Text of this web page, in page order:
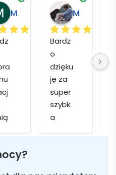
Marcin M.
Bardz
o
dzięku
ję za
super
szybk
a